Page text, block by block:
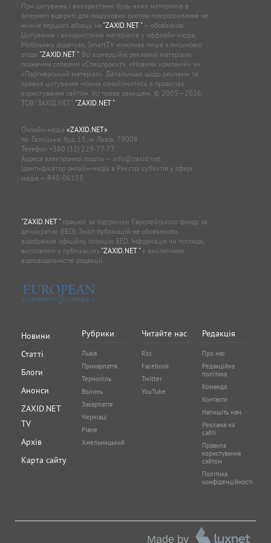
При цитуванні і використанні будь-яких матеріалів в
Інтернеті відкриті для пошукових систем гіперпосилання не
нижче першого абзацу на "ZAXID.NET "— обов’язкові.
Цитування і використання матеріалів у оффлайн-медіа,
Мобільних додатках, SmartTV можливе лише з письмової
згоди "ZAXID.NET ". Всі комерційні рекламні матеріали
позначені словами «Спецпроєкт», «Новини компаній» чи
«Партнерський матеріал». Детальніше щодо реклами та
правил цитування можна ознайомитись в правилах
користування сайтом. Усі права захищені. © 2005—2026,
ТОВ “ЗАХІД.НЕТ”, "ZAXID.NET ".
Онлайн-медіа «ZAXID.NET»
пл. Галицька, буд. 15, м. Львів, 79008
Телефон +380 (32) 229-77-77
Адреса електронної пошти — info@zaxid.net
Ідентифікатор онлайн-медіа в Реєстрі суб'єктів у сфері
медіа — R40-06155
"ZAXID.NET "працює за підтримки Європейського фонду за
демократію (EED). Зміст публікацій не обов’язково
відображає офіційну позицію EED. Інформація чи погляди,
висловлені у публікаціях "ZAXID.NET "є виключною
відповідальністю редакції.
Новини
Статті
Блоги
Анонси
ZAXID.NET
TV
Архів
Карта сайту
Рубрики
Львів
Прикарпаття
Тернопіль
Волинь
Закарпаття
Чернівці
Рівне
Хмельницький
Читайте нас
Rss
Facebook
Twitter
YouTube
Редакція
Про нас
Редакційна
політика
Команда
Контакти
Напишіть нам
Реклама на
сайті
Правила
користування
сайтом
Політика
конфіденційності
Made by